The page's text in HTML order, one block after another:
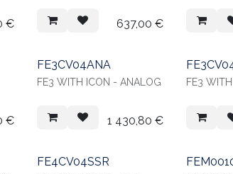
€ 637,00 €
€
FE3CV04ANA
FE3 WITH ICON - ANALOG
1 430,80 €
FE3
FE4CV04SSR